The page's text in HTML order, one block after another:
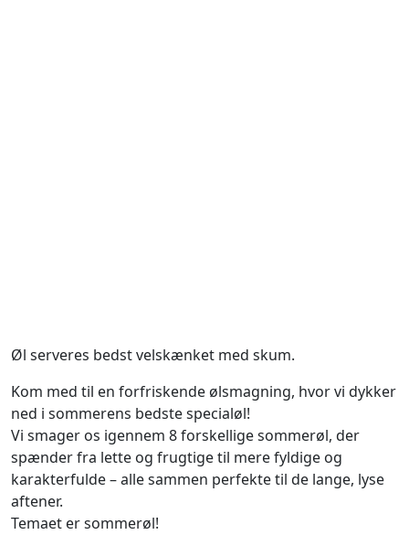
Øl serveres bedst velskænket med skum.
Kom med til en forfriskende ølsmagning, hvor vi dykker
ned i sommerens bedste specialøl!
Vi smager os igennem 8 forskellige sommerøl, der
spænder fra lette og frugtige til mere fyldige og
karakterfulde – alle sammen perfekte til de lange, lyse
aftener.
Temaet er sommerøl!